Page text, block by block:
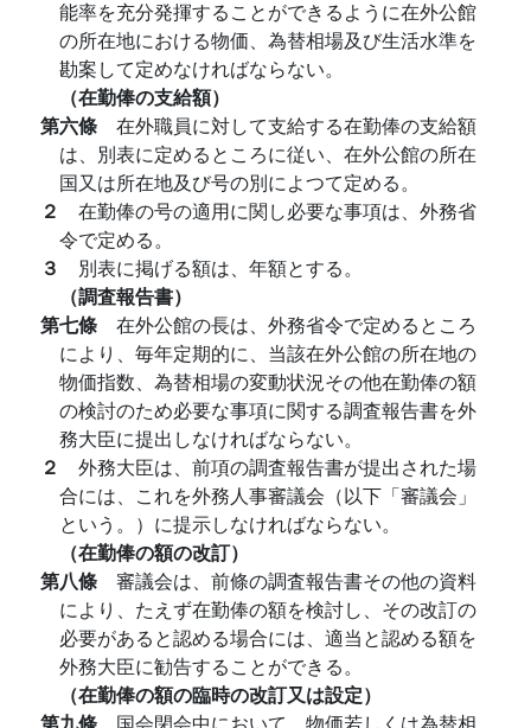
能率を充分発揮することができるように在外公館
の所在地における物価、為替相場及び生活水準を
勘案して定めなければならない。
（在勤俸の支給額）
第六條 在外職員に対して支給する在勤俸の支給額
は、別表に定めるところに従い、在外公館の所在
国又は所在地及び号の別によつて定める。
２ 在勤俸の号の適用に関し必要な事項は、外務省
令で定める。
３ 別表に掲げる額は、年額とする。
（調査報告書）
第七條 在外公館の長は、外務省令で定めるところ
により、毎年定期的に、当該在外公館の所在地の
物価指数、為替相場の変動状況その他在勤俸の額
の検討のため必要な事項に関する調査報告書を外
務大臣に提出しなければならない。
２ 外務大臣は、前項の調査報告書が提出された場
合には、これを外務人事審議会（以下「審議会」
という。）に提示しなければならない。
（在勤俸の額の改訂）
第八條 審議会は、前條の調査報告書その他の資料
により、たえず在勤俸の額を検討し、その改訂の
必要があると認める場合には、適当と認める額を
外務大臣に勧告することができる。
（在勤俸の額の臨時の改訂又は設定）